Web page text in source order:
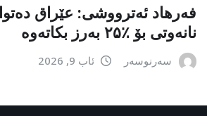
فەرهاد ئەترووشی: عێراق
نانەوتی بۆ ٪۲۵ بەرز بکاتەوە
سەرنوسەر ئاب 9, 2026